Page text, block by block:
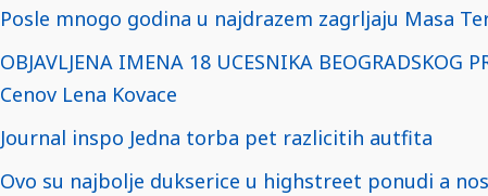
Posle mnogo godina u najdrazem zagrljaju Masa
OBJAVLJENA IMENA 18 UCESNIKA BEOGRADSKOG
Cenov Lena Kovace
Journal inspo Jedna torba pet razlicitih autfita
Ovo su najbolje dukserice u highstreet ponudi a